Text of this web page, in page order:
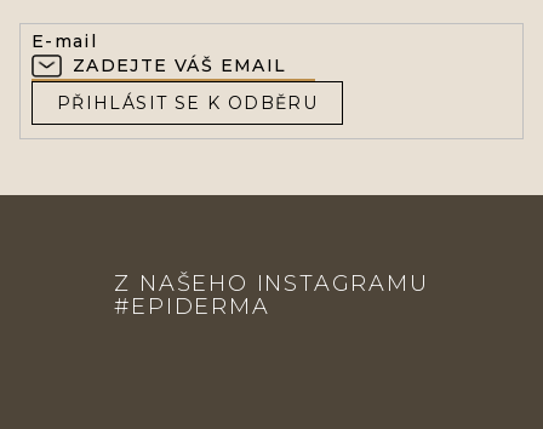
E-mail
PŘIHLÁSIT SE K ODBĚRU
Z NAŠEHO INSTAGRAMU
#EPIDERMA